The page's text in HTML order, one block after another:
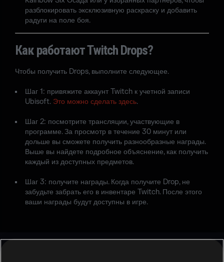
разблокировать эксклюзивную раскраску и добавить
радуги на поле боя.
Как работают Twitch Drops?
Чтобы получить Drops, выполните следующее.
Шаг 1: привяжите аккаунт Twitch к учетной записи
Ubisoft. Это можно сделать здесь.
Шаг 2: посмотрите трансляции, участвующие в
программе. За просмотр в течение 30 минут или
дольше вы сможете получить разнообразные награды.
Выше вы найдете подробное объяснение, как получить
каждый из доступных предметов.
Шаг 3: получите награды. Когда получите Drop, не
забудьте забрать его в инвентаре Twitch. После этого
ваши награды будут доступны в игре.